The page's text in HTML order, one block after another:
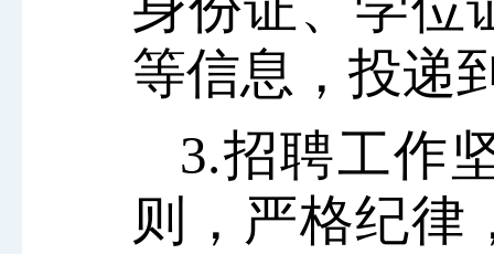
等信息，投递
3.招聘工作
则，严格纪律